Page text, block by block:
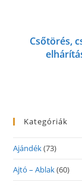
Csőtörés,
Kategóriák
Ajándék(73)
Ajtó – Ablak(60)